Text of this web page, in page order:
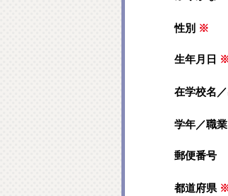
性別 ※
生年月日
在学校名
学年／職業
郵便番号
都道府県